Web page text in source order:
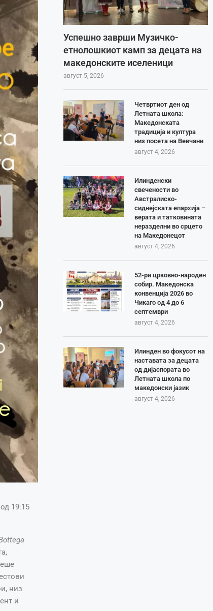
19:15
низ
и
Успешно заврши Музичко-
етнолошкиот камп за децата на
македонските иселеници
август 5, 2026
Четвртиот ден од
Летната школа:
Македонската
традиција и култура
низ посета на Вевчани
август 4, 2026
Илинденски
свечености во
Австралиско-
сиднејската епархија –
верата и татковината
неразделни во срцето
на Македонецот
август 4, 2026
52-ри црковно-народен
собир. Македонска
конвенција 2026 во
Чикаго од 4 до 6
септември
август 4, 2026
Илинден во фокусот на
наставата за децата
од дијаспората во
Летната школа по
македонски јазик
август 4, 2026